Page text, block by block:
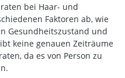
bei Haar- und
Faktoren ab, wie
Gesundheitszustand und
keine genauen Zeiträume
da es von Person zu